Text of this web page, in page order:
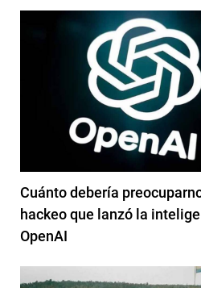
Cuánto debería
hackeo que lanzó la
OpenAI